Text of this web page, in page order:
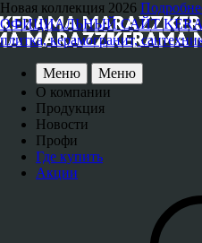
Новая коллекция 2026
ОФИЦИАЛЬНЫЙ САЙТ
плитка, керамогранит,
Меню
Меню
О компании
Продукция
Новости
Профи
Где купить
Акции